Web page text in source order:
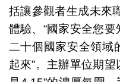
括讓參觀者生成未來
體驗、“國家安全您
二十個國家安全領域
起來”。主辦單位期